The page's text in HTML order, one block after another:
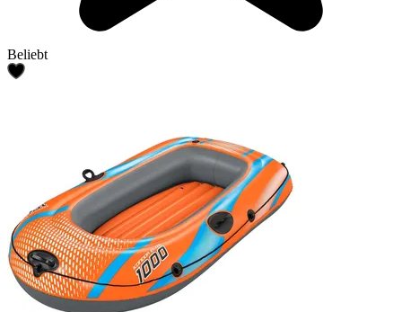
Beliebt